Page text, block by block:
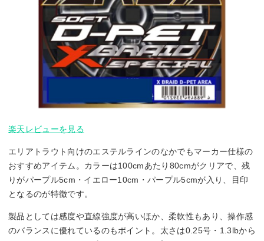
楽天レビューを見る
エリアトラウト向けのエステルラインのなかでもマーカー仕様の
おすすめアイテム。カラーは100cmあたり80cmがクリアで、残
りがパープル5cm・イエロー10cm・パープル5cmが入り、目印
となるのが特徴です。
製品としては感度や直線強度が高いほか、柔軟性もあり、操作感
のバランスに優れているのもポイント。太さは0.25号・1.3lbから